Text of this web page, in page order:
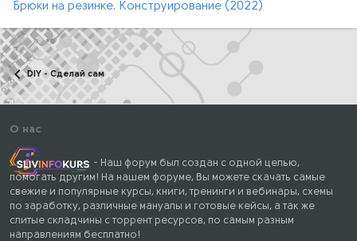
Брюки на резинке. Конструирование (2022)
DIY - Сделай сам
О нас
- Наш форум был создан с одной целью,
помогать другим! На нашем форуме, Вы можете скачать самые
свежие и популярные курсы, книги, тренинги и вебинары, схемы
по заработку, различные мануалы и готовые кейсы, а так же
слитые складчины с торрент ресурсов, по самым разным
направлениям бесплатно!